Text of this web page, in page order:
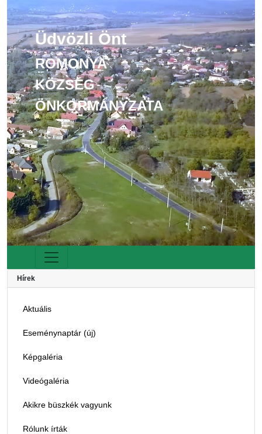
Üdvözli Önt
ROMONYA
KÖZSÉG
ÖNKORMÁNYZATA
Hírek
Aktuális
Eseménynaptár (új)
Képgaléria
Videógaléria
Akikre büszkék vagyunk
Rólunk írták